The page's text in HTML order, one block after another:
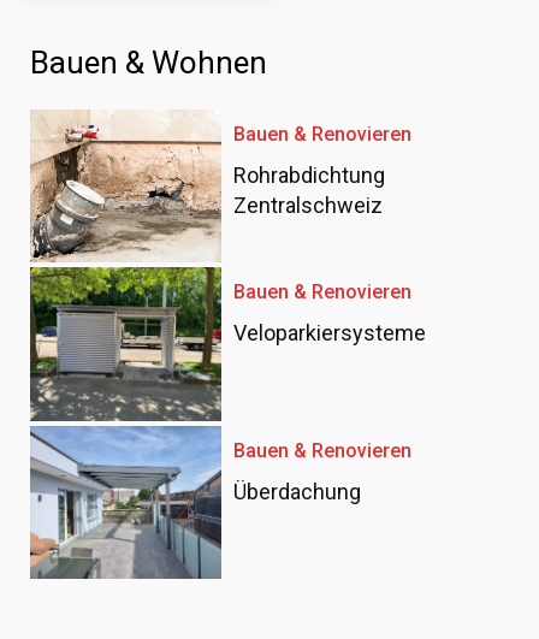
Bauen & Wohnen
Bauen & Renovieren
Rohrabdichtung
Zentralschweiz
Bauen & Renovieren
Veloparkiersysteme
Bauen & Renovieren
Überdachung